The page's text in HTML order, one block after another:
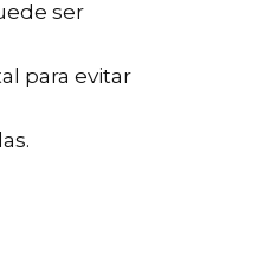
ser
para evitar